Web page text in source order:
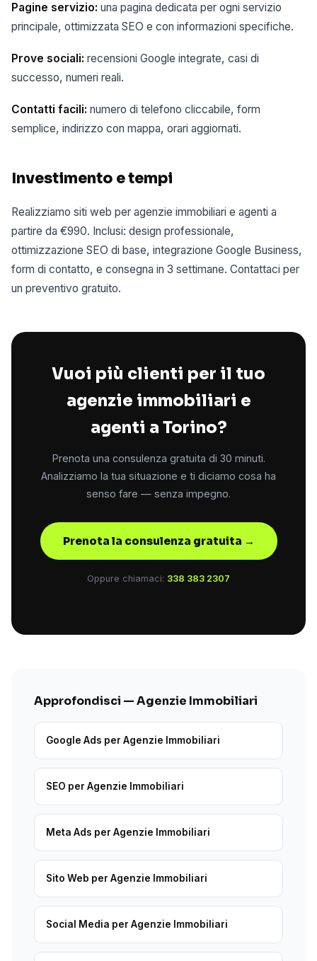
Pagine servizio: una pagina dedicata per ogni servizio
principale, ottimizzata SEO e con informazioni specifiche.
Prove sociali: recensioni Google integrate, casi di
successo, numeri reali.
Contatti facili: numero di telefono cliccabile, form
semplice, indirizzo con mappa, orari aggiornati.
Investimento e tempi
Realizziamo siti web per agenzie immobiliari e agenti a
partire da €990. Inclusi: design professionale,
ottimizzazione SEO di base, integrazione Google Business,
form di contatto, e consegna in 3 settimane. Contattaci per
un preventivo gratuito.
Vuoi più clienti per il tuo
agenzie immobiliari e
agenti a Torino?
Prenota una consulenza gratuita di 30 minuti.
Analizziamo la tua situazione e ti diciamo cosa ha
senso fare — senza impegno.
Prenota la consulenza gratuita →
Oppure chiamaci: 338 383 2307
Approfondisci — Agenzie Immobiliari
Google Ads per Agenzie Immobiliari
SEO per Agenzie Immobiliari
Meta Ads per Agenzie Immobiliari
Sito Web per Agenzie Immobiliari
Social Media per Agenzie Immobiliari